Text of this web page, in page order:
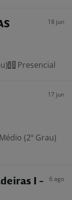
18 jun
Presencial
17 jun
(2º Grau)
I -
6 ago